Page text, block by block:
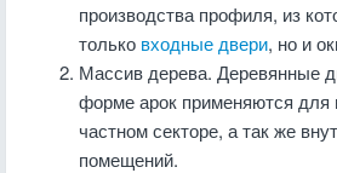
производства профиля, из
только входные двери, но и
Массив дерева. Деревянные
форме арок применяются для
частном секторе, а так же
помещений.